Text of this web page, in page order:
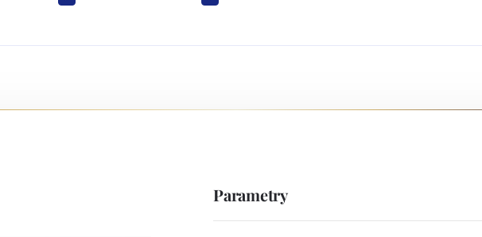
Parametry